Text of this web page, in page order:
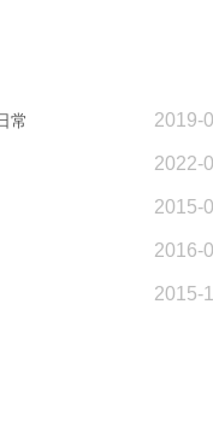
2019-
常
2022-
2015-
2016-
2015-